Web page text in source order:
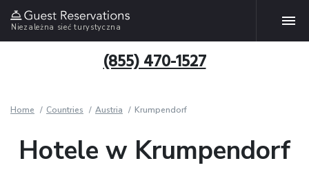
Niezależna sieć turystyczna
(855) 470-1527
Home Countries Austria Krumpendorf
Hotele w Krumpendorf